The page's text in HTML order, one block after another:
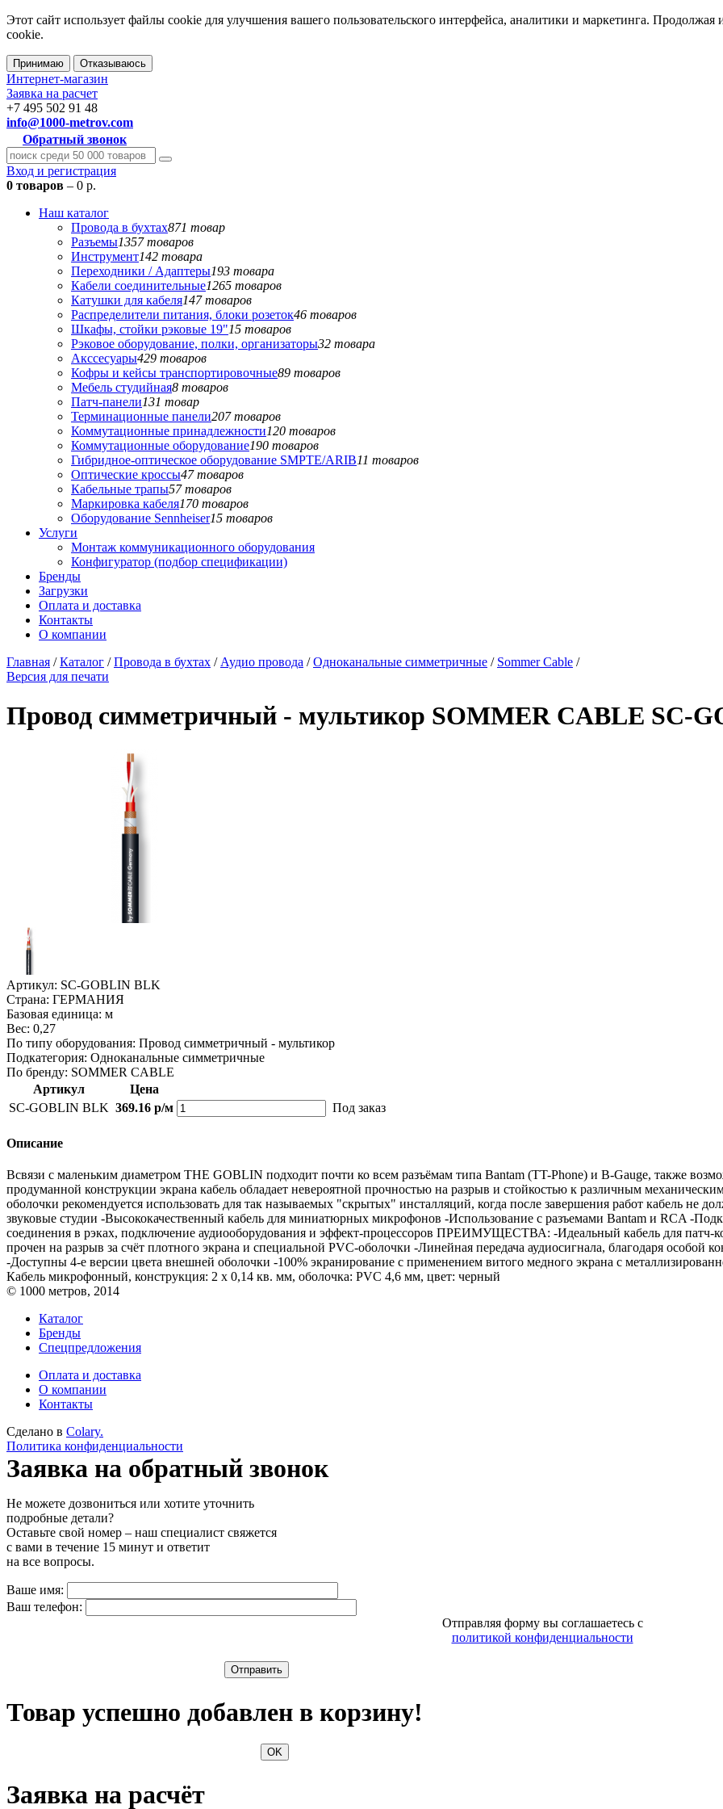
Этот сайт использует файлы cookie для улучшения вашего пользовательского интерфейса, аналитики и маркетинга. Продолжая
cookie.
Принимаю Отказываюсь
Интернет-магазин
Заявка на расчет
+7 495 502 91 48
info@1000-metrov.com
Обратный звонок
Вход и регистрация
0 товаров – 0 р.
Наш каталог
Провода в бухтах871 товар
Разъемы1357 товаров
Инструмент142 товара
Переходники / Адаптеры193 товара
Кабели соединительные1265 товаров
Катушки для кабеля147 товаров
Распределители питания, блоки розеток46 товаров
Шкафы, стойки рэковые 19"15 товаров
Рэковое оборудование, полки, организаторы32 товара
Акссесуары429 товаров
Кофры и кейсы транспортировочные89 товаров
Мебель студийная8 товаров
Патч-панели131 товар
Терминационные панели207 товаров
Коммутационные принадлежности120 товаров
Коммутационные оборудование190 товаров
Гибридное-оптическое оборудование SMPTE/ARIB11 товаров
Оптические кроссы47 товаров
Кабельные трапы57 товаров
Маркировка кабеля170 товаров
Оборудование Sennheiser15 товаров
Услуги
Монтаж коммуникационного оборудования
Конфигуратор (подбор спецификации)
Бренды
Загрузки
Оплата и доставка
Контакты
О компании
Главная /Каталог /Провода в бухтах / Аудио провода /Одноканальные симметричные / Sommer Cable /
Версия для печати
Провод симметричный - мультикор SOMMER CABLE SC-
Артикул: SC-GOBLIN BLK
Страна: ГЕРМАНИЯ
Базовая единица: м
Вес: 0,27
По типу оборудования: Провод симметричный - мультикор
Подкатегория: Одноканальные симметричные
По бренду: SOMMER CABLE
Артикул
Цена
SC-GOBLIN BLK 369.16 р/м Под заказ
Описание
Всвязи с маленьким диаметром THE GOBLIN подходит почти ко всем разъёмам типа Bantam (TT-Phone) и B-Gauge, также
продуманной конструкции экрана кабель обладает невероятной прочностью на разрыв и стойкостью к различным
оболочки рекомендуется использовать для так называемых "скрытых" инсталляций, когда после завершения работ кабель
звуковые студии -Высококачественный кабель для миниатюрных микрофонов -Использование с разъемами Bantam и RCA -
соединения в рэках, подключение аудиооборудования и эффект-процессоров ПРЕИМУЩЕСТВА: -Идеальный кабель для патч-
прочен на разрыв за счёт плотного экрана и специальной PVC-оболочки -Линейная передача аудиосигнала, благодаря
-Доступны 4-е версии цвета внешней оболочки -100% экранирование с применением витого медного экрана с
Кабель микрофонный, конструкция: 2 х 0,14 кв. мм, оболочка: PVC 4,6 мм, цвет: черный
© 1000 метров, 2014
Каталог
Бренды
Спецпредложения
Оплата и доставка
О компании
Контакты
Сделано в Colary.
Политика конфиденциальности
Заявка на обратный звонок
Не можете дозвониться или хотите уточнить
подробные детали?
Оставьте свой номер – наш специалист свяжется
с вами в течение 15 минут и ответит
на все вопросы.
Ваше имя:
Ваш телефон:
Отправляя форму вы соглашаетесь с
политикой конфиденциальности
Отправить
Товар успешно добавлен в корзину!
OK
Заявка на расчёт